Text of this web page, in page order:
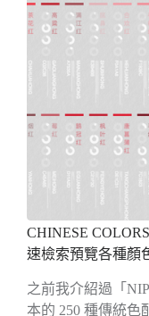
CHINESE
速檢索預覽各種顏
之前我介紹過「
本的 250 種傳統色